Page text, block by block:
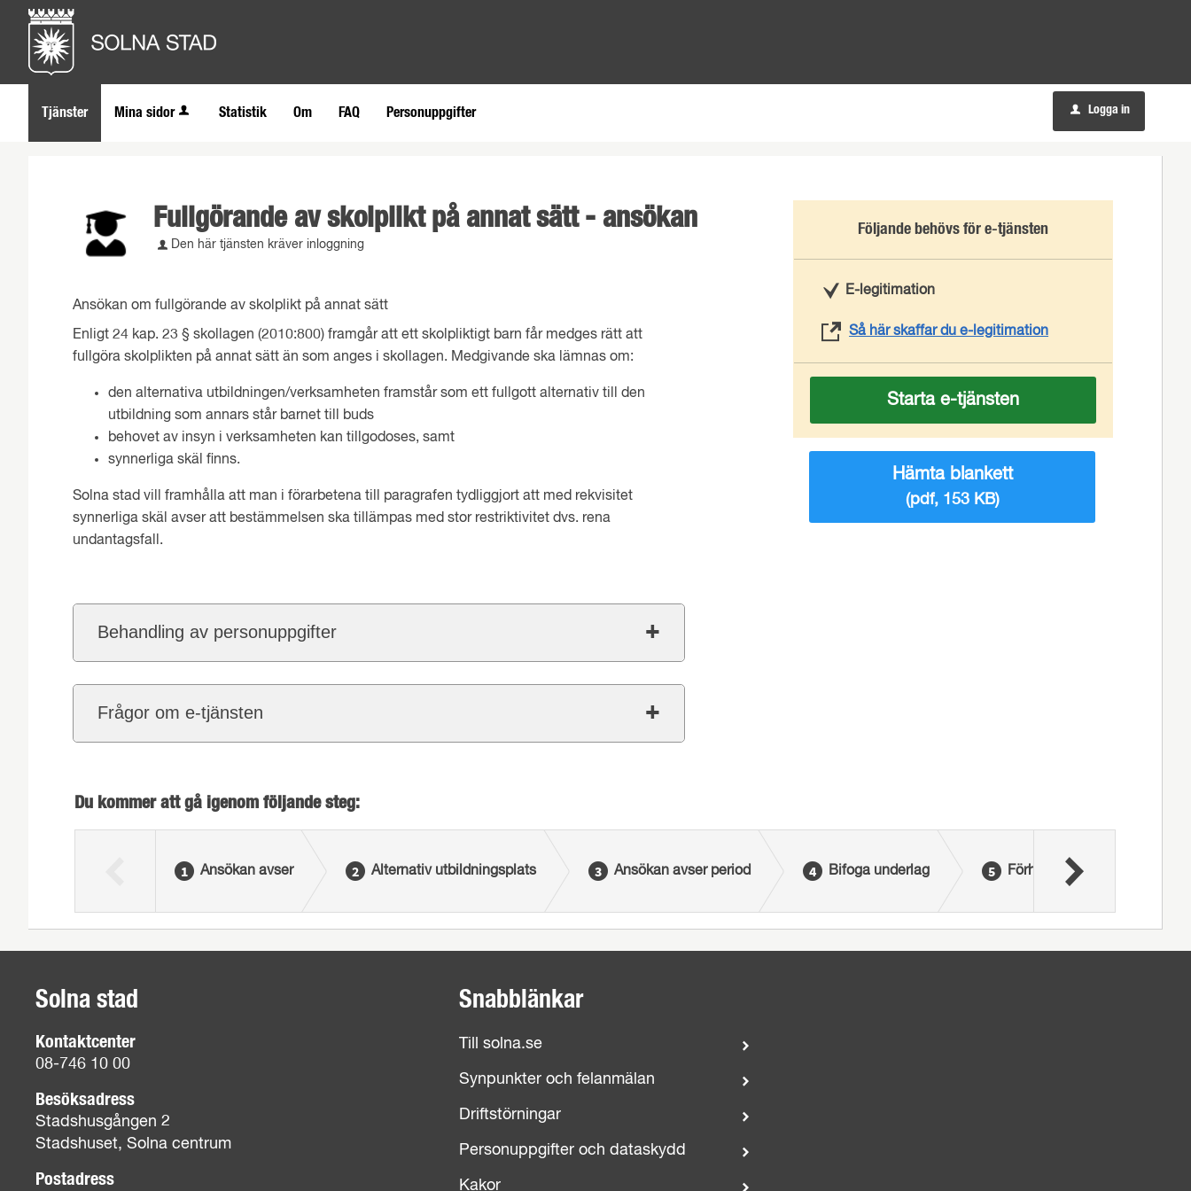
Tjänster Mina sidor Statistik Om FAQ Personuppgifter u Logga in
Fullgörande av skolplikt på annat sätt - ansökan
Den här tjänsten kräver inloggning
Ansökan om fullgörande av skolplikt på annat sätt
Enligt 24 kap. 23 § skollagen (2010:800) framgår att ett skolpliktigt barn får medges rätt att
fullgöra skolplikten på annat sätt än som anges i skollagen. Medgivande ska lämnas om:
den alternativa utbildningen/verksamheten framstår som ett fullgott alternativ till den
utbildning som annars står barnet till buds
behovet av insyn i verksamheten kan tillgodoses, samt
synnerliga skäl finns.
Solna stad vill framhålla att man i förarbetena till paragrafen tydliggjort att med rekvisitet
synnerliga skäl avser att bestämmelsen ska tillämpas med stor restriktivitet dvs. rena
undantagsfall.
Behandling av personuppgifter
Frågor om e-tjänsten
Följande behövs för e-tjänsten
E-legitimation
Så här skaffar du e-legitimation
Starta e-tjänsten
Hämta blankett
(pdf, 153 KB)
Du kommer att gå igenom följande steg:
Ansökan avser Alternativ utbildningsplats Ansökan avser period Bifoga underlag Förhandsgranska
Solna stad
Kontaktcenter
08-746 10 00
Besöksadress
Stadshusgången 2
Stadshuset, Solna centrum
Postadress
Snabblänkar
Till solna.se
Synpunkter och felanmälan
Driftstörningar
Personuppgifter och dataskydd
Kakor